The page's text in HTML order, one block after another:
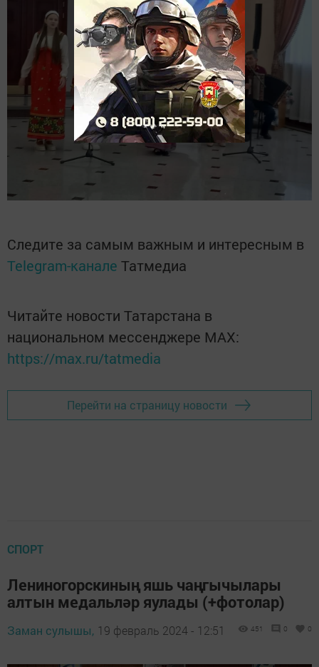
Следите за самым важным и интересным в
Telegram-канале Татмедиа
Читайте новости Татарстана в
национальном мессенджере MАХ:
https://max.ru/tatmedia
Перейти на страницу новости
СПОРТ
Лениногорскиның яшь чаңгычылары
алтын медальләр яулады (+фотолар)
Заман сулышы, 19 февраль 2024 - 12:51 451 0 0